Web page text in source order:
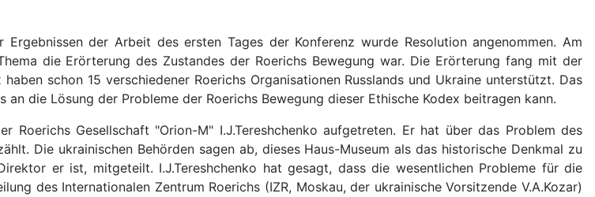
der Arbeit des ersten Tages der Konferenz wurde Resolution angenommen. Am
die Erörterung des Zustandes der Roerichs Bewegung war. Die Erörterung fang mit der
haben schon 15 verschiedener Roerichs Organisationen Russlands und Ukraine unterstützt. Das
die Lösung der Probleme der Roerichs Bewegung dieser Ethische Kodex beitragen kann.
Gesellschaft "Orion-M" I.J.Tereshchenko aufgetreten. Er hat über das Problem des
Die ukrainischen Behörden sagen ab, dieses Haus-Museum als das historische Denkmal zu
er ist, mitgeteilt. I.J.Tereshchenko hat gesagt, dass die wesentlichen Probleme für die
des Internationalen Zentrum Roerichs (IZR, Moskau, der ukrainische Vorsitzende V.A.Kozar)